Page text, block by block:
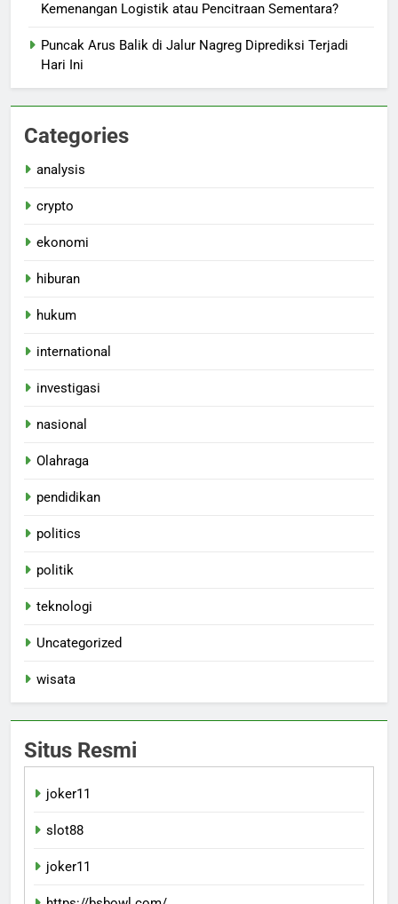
Kemenangan Logistik atau Pencitraan Sementara?
Puncak Arus Balik di Jalur Nagreg Diprediksi Terjadi
Hari Ini
Categories
analysis
crypto
ekonomi
hiburan
hukum
international
investigasi
nasional
Olahraga
pendidikan
politics
politik
teknologi
Uncategorized
wisata
Situs Resmi
joker11
slot88
joker11